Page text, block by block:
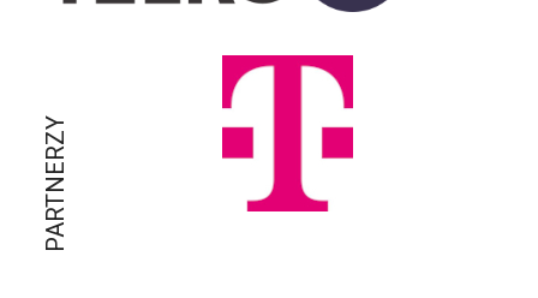
PARTNERZY